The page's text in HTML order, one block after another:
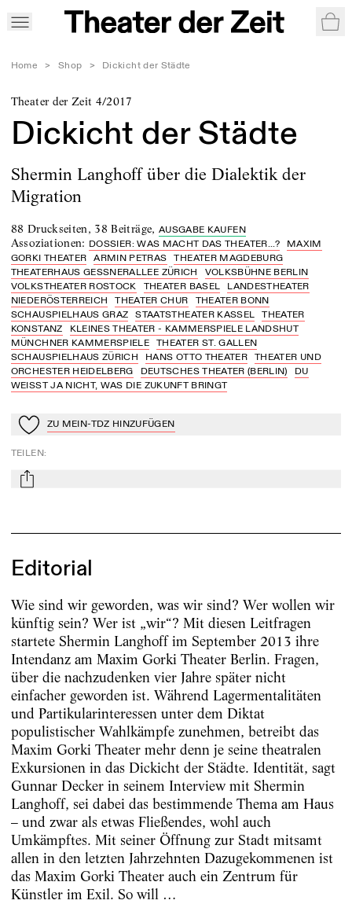
Home > Shop > Dickicht der Städte
Theater der Zeit 4/2017
Dickicht der Städte
Shermin Langhoff über die Dialektik der
Migration
88 Druckseiten, 38 Beiträge, AUSGABE KAUFEN
Assoziationen: DOSSIER: WAS MACHT DAS THEATER...?
MAXIM
GORKI THEATER
ARMIN PETRAS
THEATER MAGDEBURG
THEATERHAUS GESSNERALLEE ZÜRICH
VOLKSBÜHNE BERLIN
VOLKSTHEATER ROSTOCK
THEATER BASEL
LANDESTHEATER
NIEDERÖSTERREICH
THEATER CHUR
THEATER BONN
SCHAUSPIELHAUS GRAZ
STAATSTHEATER KASSEL
THEATER
KONSTANZ
KLEINES THEATER - KAMMERSPIELE LANDSHUT
MÜNCHNER KAMMERSPIELE
THEATER ST. GALLEN
SCHAUSPIELHAUS ZÜRICH
HANS OTTO THEATER THEATER UND
ORCHESTER HEIDELBERG
DEUTSCHES THEATER (BERLIN)
DU
WEISST JA NICHT, WAS DIE ZUKUNFT BRINGT
Zu Mein-TdZ hinzufügen
ZU MEIN-TDZ HINZUFÜGEN
TEILEN:
mail
Editorial
Wie sind wir geworden, was wir sind? Wer wollen wir
künftig sein? Wer ist „wir“? Mit diesen Leitfragen
startete Shermin Langhoff im September 2013 ihre
Intendanz am Maxim Gorki Theater Berlin. Fragen,
über die nachzudenken vier Jahre später nicht
einfacher geworden ist. Während Lagermentalitäten
und Partikularinteressen unter dem Diktat
populistischer Wahlkämpfe zunehmen, betreibt das
Maxim Gorki Theater mehr denn je seine theatralen
Exkursionen in das Dickicht der Städte. Identität, sagt
Gunnar Decker in seinem Interview mit Shermin
Langhoff, sei dabei das bestimmende Thema am Haus
– und zwar als etwas Fließendes, wohl auch
Umkämpftes. Mit seiner Öffnung zur Stadt mitsamt
allen in den letzten Jahrzehnten Dazugekommenen ist
das Maxim Gorki Theater auch ein Zentrum für
Künstler im Exil. So will …